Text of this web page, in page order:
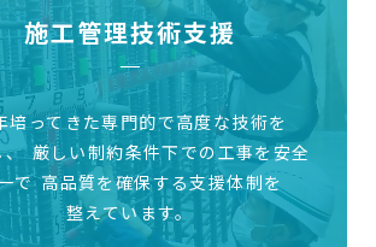
施工管理技術支援
培ってきた専門的で高度な技術を
、厳しい制約条件下での工事を安全
で高品質を確保する支援体制を
整えています。